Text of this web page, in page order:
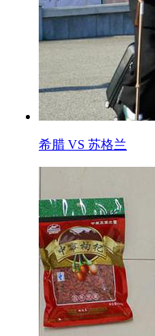
希腊 VS 苏格兰